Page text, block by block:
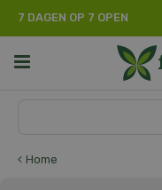
Home
7 DAGEN OP 7 OPEN